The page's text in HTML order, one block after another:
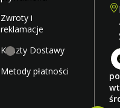
Zwroty i
reklamacje
Koszty Dostawy
Metody płatności